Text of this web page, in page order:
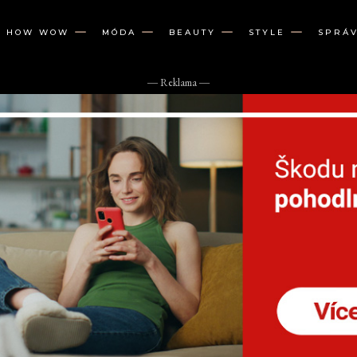
HOW WOW MÓDA BEAUTY STYLE
― Reklama ―